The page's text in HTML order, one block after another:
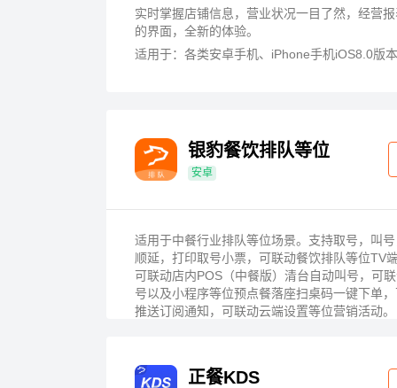
实时掌握店铺信息，营业状况一目了然，经营
的界面，全新的体验。
适用于：各类安卓手机、iPhone手机iOS8.0版
银豹餐饮排队等位
安卓
适用于中餐行业排队等位场景。支持取号，叫
顺延，打印取号小票，可联动餐饮排队等位TV
可联动店内POS（中餐版）清台自动叫号，可
号以及小程序等位预点餐落座扫桌码一键下单
推送订阅通知，可联动云端设置等位营销活动。
正餐KDS